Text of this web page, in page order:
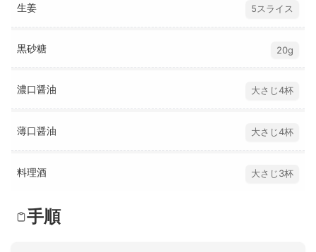
生姜 5スライス
黒砂糖 20g
濃口醤油 大さじ4杯
薄口醤油 大さじ4杯
料理酒 大さじ3杯
手順